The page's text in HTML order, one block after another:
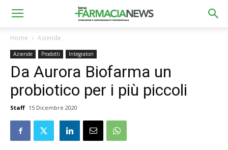
Home Aziende
Aziende Prodotti Integratori
Da Aurora Biofarma un
probiotico per i più piccoli
Staff 15 Dicembre 2020